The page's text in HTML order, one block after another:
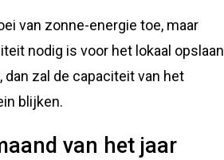
van zonne-energie toe, maar
nodig is voor het lokaal opslaan
zal de capaciteit van het
blijken.
van het jaar